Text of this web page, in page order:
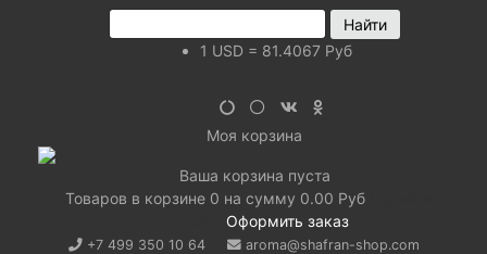
1 USD = 81.4067 Руб
Моя корзина
Ваша корзина пуста
Товаров в корзине 0 на сумму 0.00 Руб
Оформить заказ
+7 499 350 10 64
aroma@shafran-shop.com